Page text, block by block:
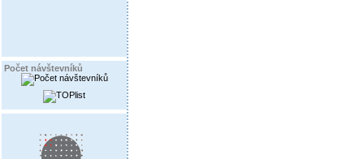
Počet návštevníků